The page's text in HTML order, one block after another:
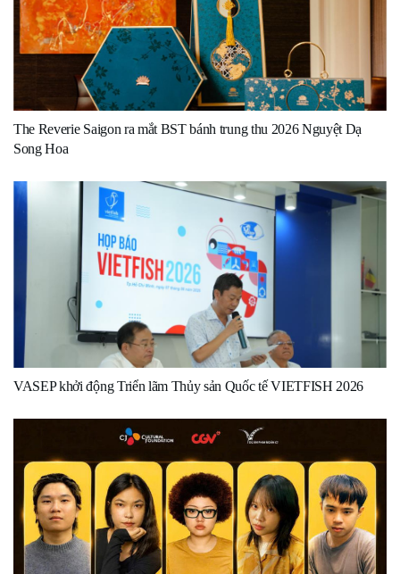
The Reverie Saigon ra mắt BST bánh trung thu 2026 Nguyệt Dạ
Song Hoa
VASEP khởi động Triển lãm Thủy sản Quốc tế VIETFISH 2026